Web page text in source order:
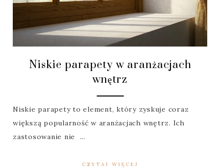
Niskie parapety w aranżacjach
wnętrz
Niskie parapety to element, który zyskuje coraz
większą popularność w aranżacjach wnętrz. Ich
zastosowanie nie ...
CZYTAJ WIĘCEJ